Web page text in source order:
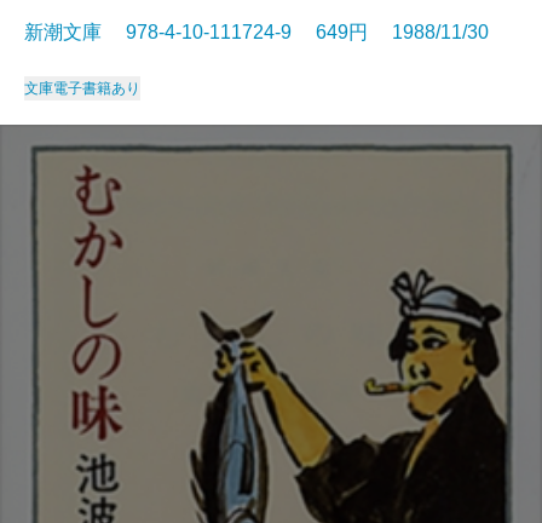
新潮文庫 978-4-10-111724-9 649円 1988/11/30
文庫電子書籍あり